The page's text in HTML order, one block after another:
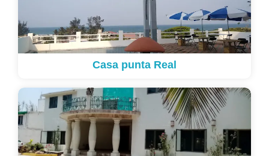
Casa punta Real